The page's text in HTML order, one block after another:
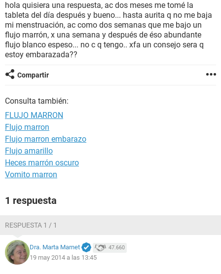
BIENESTAR
SEXUALIDAD
GLOSARIO
hola quisiera una respuesta, ac dos meses me tomé la
tableta del día después y bueno... hasta aurita q no me baja
mi menstruación, ac como dos semanas que me bajo un
flujo marrón, x una semana y después de éso abundante
flujo blanco espeso... no c q tengo.. xfa un consejo sera q
estoy embarazada??
Compartir
Consulta también:
FLUJO MARRON
Flujo marron
Flujo marron embarazo
Flujo amarillo
Heces marrón oscuro
Vomito marron
1 respuesta
RESPUESTA 1 / 1
Dra. Marta Marnet 47.660
19 may 2014 a las 13:45